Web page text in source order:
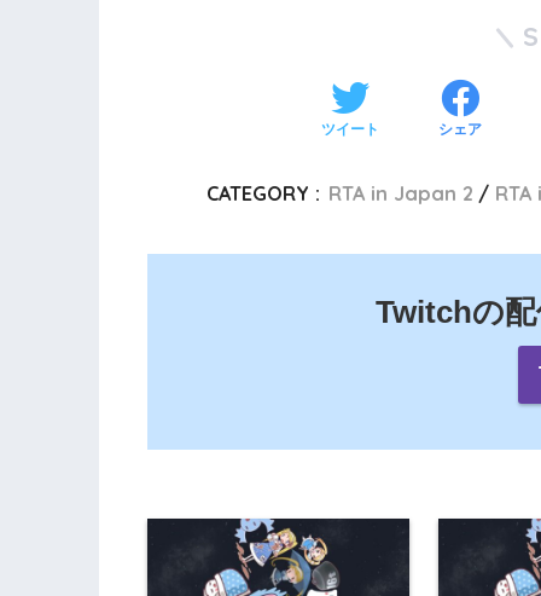
ツイート シェア
CATEGORY : RTA in Japan 2
Twitchの